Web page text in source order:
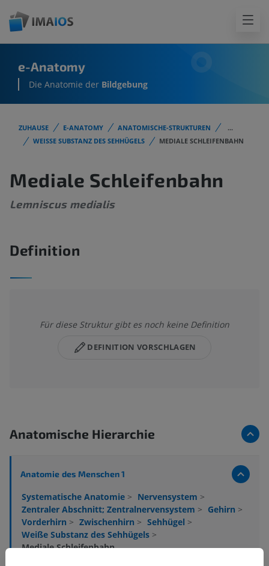
e-Anatomy
Die Anatomie der Bildgebung
ZUHAUSE E-ANATOMY ANATOMISCHE-STRUKTUREN
...
WEISSE SUBSTANZ DES SEHHÜGELS
MEDIALE SCHLEIFENBAHN
Mediale Schleifenbahn
Lemniscus medialis
Definition
Für diese Struktur gibt es noch keine Definition
DEFINITION VORSCHLAGEN
Anatomische Hierarchie
Anatomie des Menschen 1
Systematische Anatomie > Nervensystem >
Zentraler Abschnitt; Zentralnervensystem > Gehirn >
Vorderhirn > Zwischenhirn > Sehhügel >
Weiße Substanz des Sehhügels >
Mediale Schleifenbahn